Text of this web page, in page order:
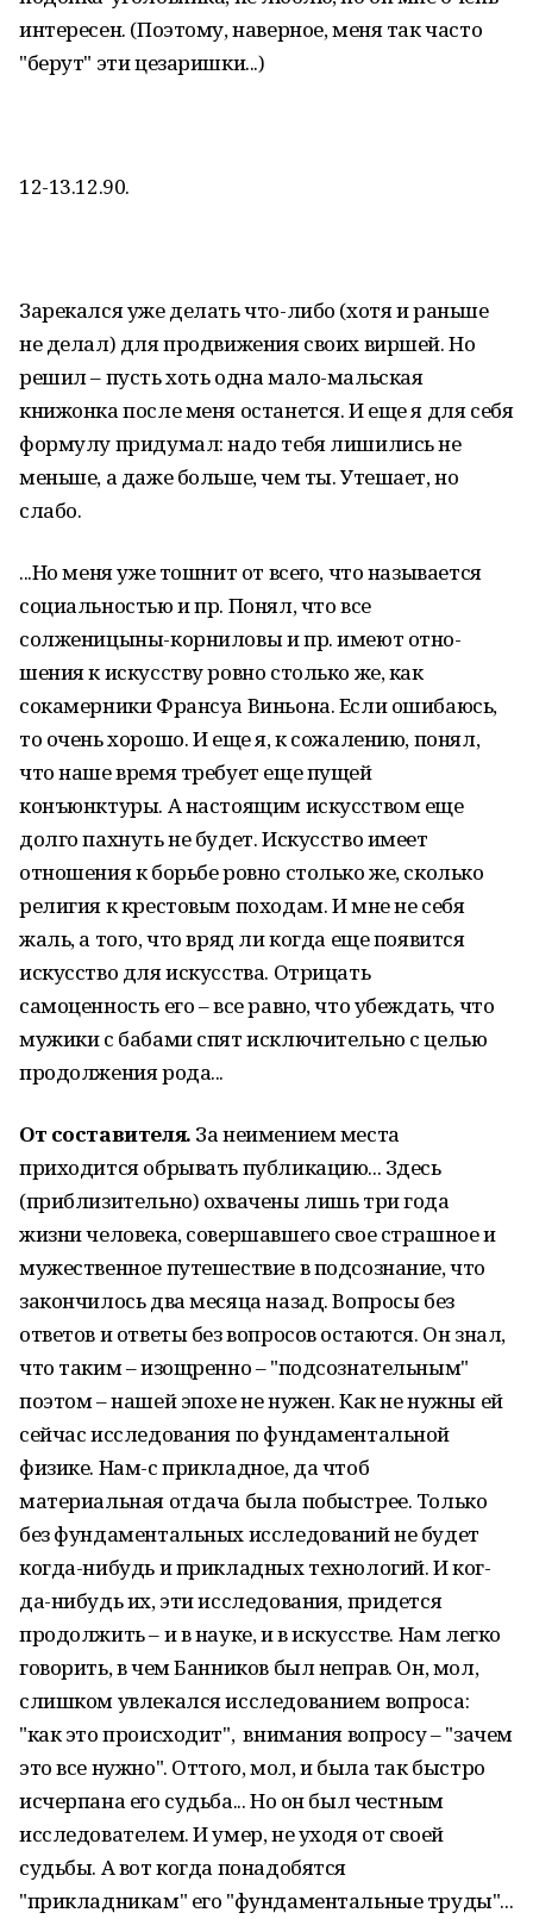
интересен. (Поэтому, навер­ное, меня так часто
"берут" эти цезаришки...)
12-13.12.90.
Зарекался уже делать что-либо (хотя и раньше
не делал) для продвижения своих виршей. Но
решил – пусть хоть одна ма­ло-мальская
книжонка после меня останется. И еще я для себя
формулу придумал: надо тебя лишились не
меньше, а даже больше, чем ты. Утешает, но
слабо.
...Но меня уже тошнит от всего, что называется
социальностью и пр. Понял, что все
солженицыны-корниловы и пр. имеют отно­
шения к искусству ровно столько же, как
сокамерники Франсуа Виньона. Если ошибаюсь,
то очень хорошо. И еще я, к сожале­нию, понял,
что наше время требует еще пущей
конъюнктуры. А настоящим искусством еще
долго пахнуть не будет. Искусство имеет
отношения к борьбе ровно столько же, сколько
религия к крестовым походам. И мне не себя
жаль, а того, что вряд ли когда еще появится
искусство для искусства. Отрицать
самоценность его – все равно, что убеж­дать, что
мужики с бабами спят исключительно с целью
продол­жения рода...
От составителя. За неимением места
приходится обрывать публи­кацию... Здесь
(приблизительно) охвачены лишь три года
жизни человека, совершавшего свое страшное и
мужественное путешес­твие в подсознание, что
закончилось два месяца назад. Вопро­сы без
ответов и ответы без вопросов остаются. Он знал,
что таким – изощренно – "подсознательным"
поэтом – нашей эпохе не нужен. Как не нужны ей
сейчас исследования по фундамен­тальной
физике. Нам-с прикладное, да чтоб
материальная отдача была побыстрее. Только
без фундаментальных исследований не будет
когда-нибудь и прикладных технологий. И ког­
да-нибудь их, эти исследования, придется
продолжить – и в науке, и в искусстве. Нам легко
говорить, в чем Банников был неправ. Он, мол,
слишком увлекался исследованием вопроса:
"как это происходит", внимания вопросу – "зачем
это все нужно". Оттого, мол, и была так быстро
исчерпана его судьба... Но он был честным
исследователем. И умер, не уходя от своей
судьбы. А вот когда понадобятся
"прикладникам" его "фундаментальные труды"...